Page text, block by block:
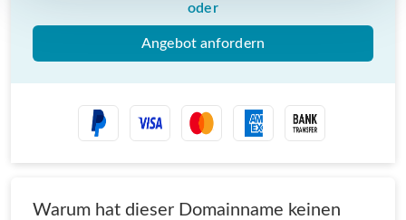
oder
Angebot anfordern
Warum hat dieser Domainname keinen